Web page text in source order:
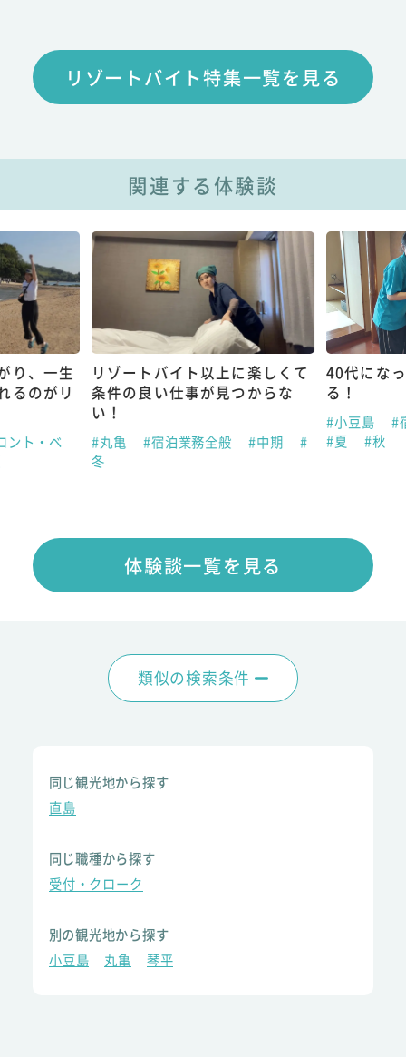
リゾートバイト特集一覧を見る
関連する体験談
り、一生
るのがリ
ント・ベ
リゾートバイト以上に楽しくて
条件の良い仕事が見つからな
い！
#丸亀 #宿泊業務全般 #中期
#
冬
40代にな
る！
#小豆島
#
#夏
#秋
体験談一覧を見る
類似の検索条件
同じ観光地から探す
直島
同じ職種から探す
受付・クローク
別の観光地から探す
小豆島
丸亀 琴平